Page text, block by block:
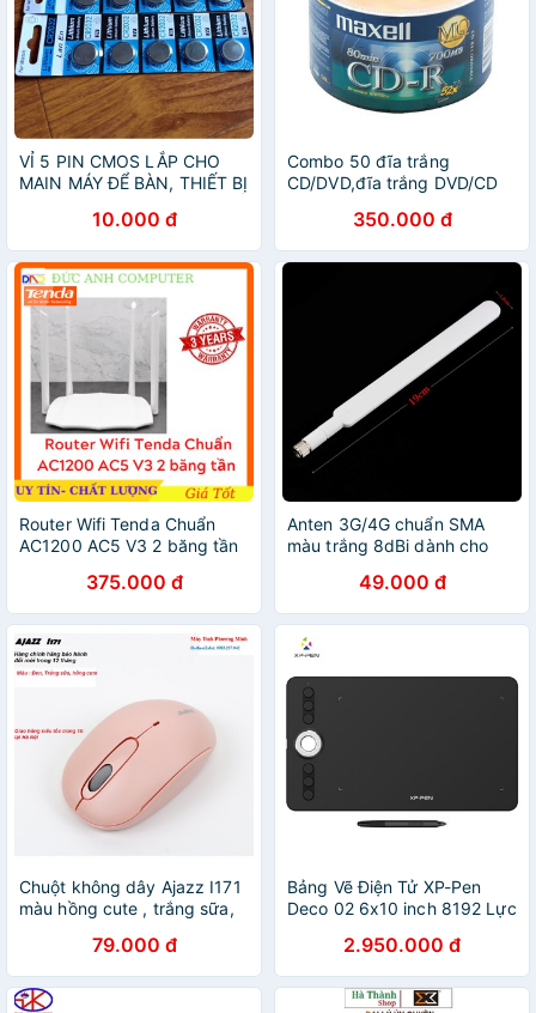
VỈ 5 PIN CMOS LẮP CHO
MAIN MÁY ĐỂ BÀN, THIẾT BỊ
DÒNG LAPTOP
10.000 đ
Combo 50 đĩa trắng
CD/DVD,đĩa trắng DVD/CD
350.000 đ
Router Wifi Tenda Chuẩn
AC1200 AC5 V3 2 băng tần
Năm- Màu Trắng
375.000 đ
Anten 3G/4G chuẩn SMA
màu trắng 8dBi dành cho
B593, B310, B315, E5186
49.000 đ
Chuột không dây Ajazz I171
màu hồng cute , trắng sữa,
hành 12 tháng79.000 đ
Bảng Vẽ Điện Tử XP-Pen
Deco 02 6x10 inch 8192 Lực
(Tặng Găng Tay Họa Sĩ)
2.950.000 đ